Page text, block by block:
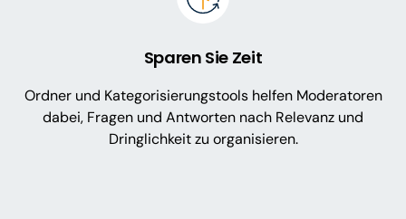
Sparen Sie Zeit
Ordner und Kategorisierungstools helfen Moderatoren
dabei, Fragen und Antworten nach Relevanz und
Dringlichkeit zu organisieren.